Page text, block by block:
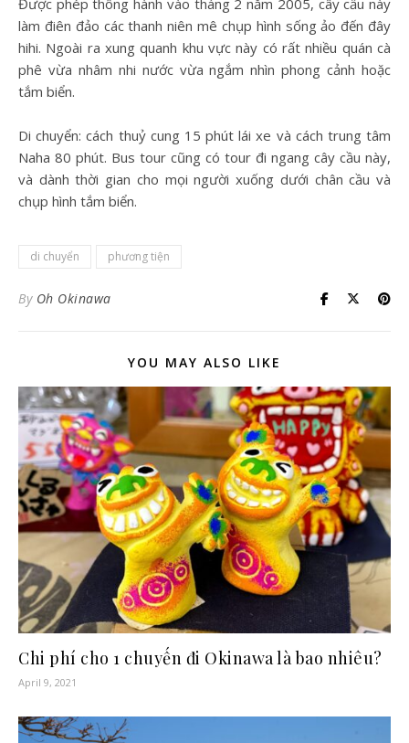
Được phép thông hành vào tháng 2 năm 2005, cây cầu này
làm điên đảo các thanh niên mê chụp hình sống ảo đến đây
hihi. Ngoài ra xung quanh khu vực này có rất nhiều quán cà
phê vừa nhâm nhi nước vừa ngắm nhìn phong cảnh hoặc
tắm biển.
Di chuyển: cách thuỷ cung 15 phút lái xe và cách trung tâm
Naha 80 phút. Bus tour cũng có tour đi ngang cây cầu này,
và dành thời gian cho mọi người xuống dưới chân cầu và
chụp hình tắm biển.
di chuyển phương tiện
By Oh Okinawa
YOU MAY ALSO LIKE
Chi phí cho 1 chuyến đi Okinawa là bao nhiêu?
April 9, 2021